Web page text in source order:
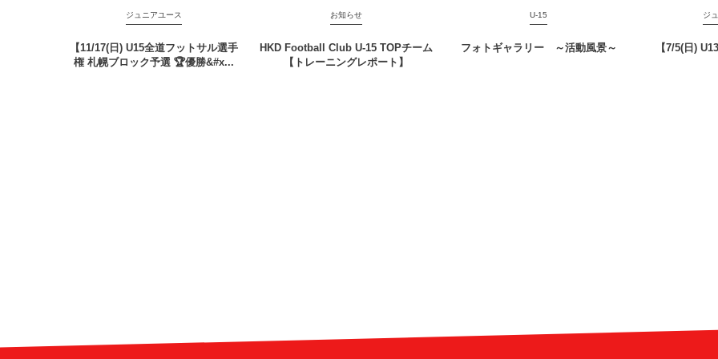
ジュニアユース
【11/17(日) U15全道フットサル選手
権 札幌ブロック予選 🏆優勝&#x...
お知らせ
HKD Football Club U-15 TOPチーム
【トレーニングレポート】
U-15
フォトギャラリー ～活動風景～
ジ
【7/5(日)